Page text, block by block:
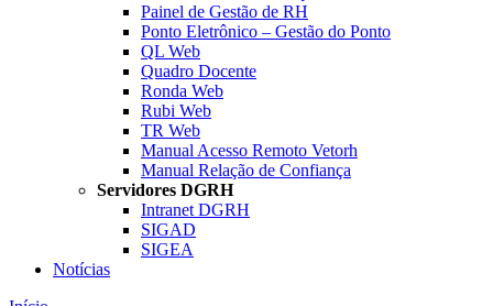
Painel de Gestão de RH
Ponto Eletrônico – Gestão do Ponto
QL Web
Quadro Docente
Ronda Web
Rubi Web
TR Web
Manual Acesso Remoto Vetorh
Manual Relação de Confiança
Servidores DGRH
Intranet DGRH
SIGAD
SIGEA
Notícias